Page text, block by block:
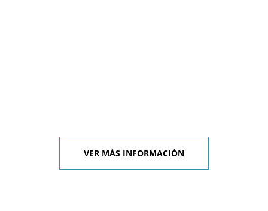
VER MÁS INFORMACIÓN